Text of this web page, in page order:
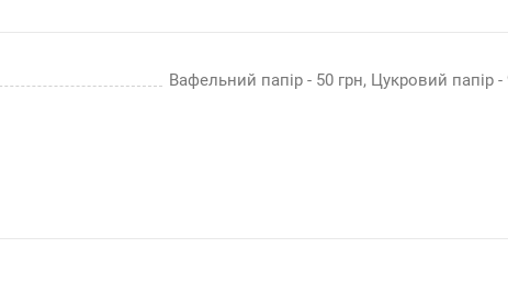
Вафельний папір - 50 грн, Цукровий папір -